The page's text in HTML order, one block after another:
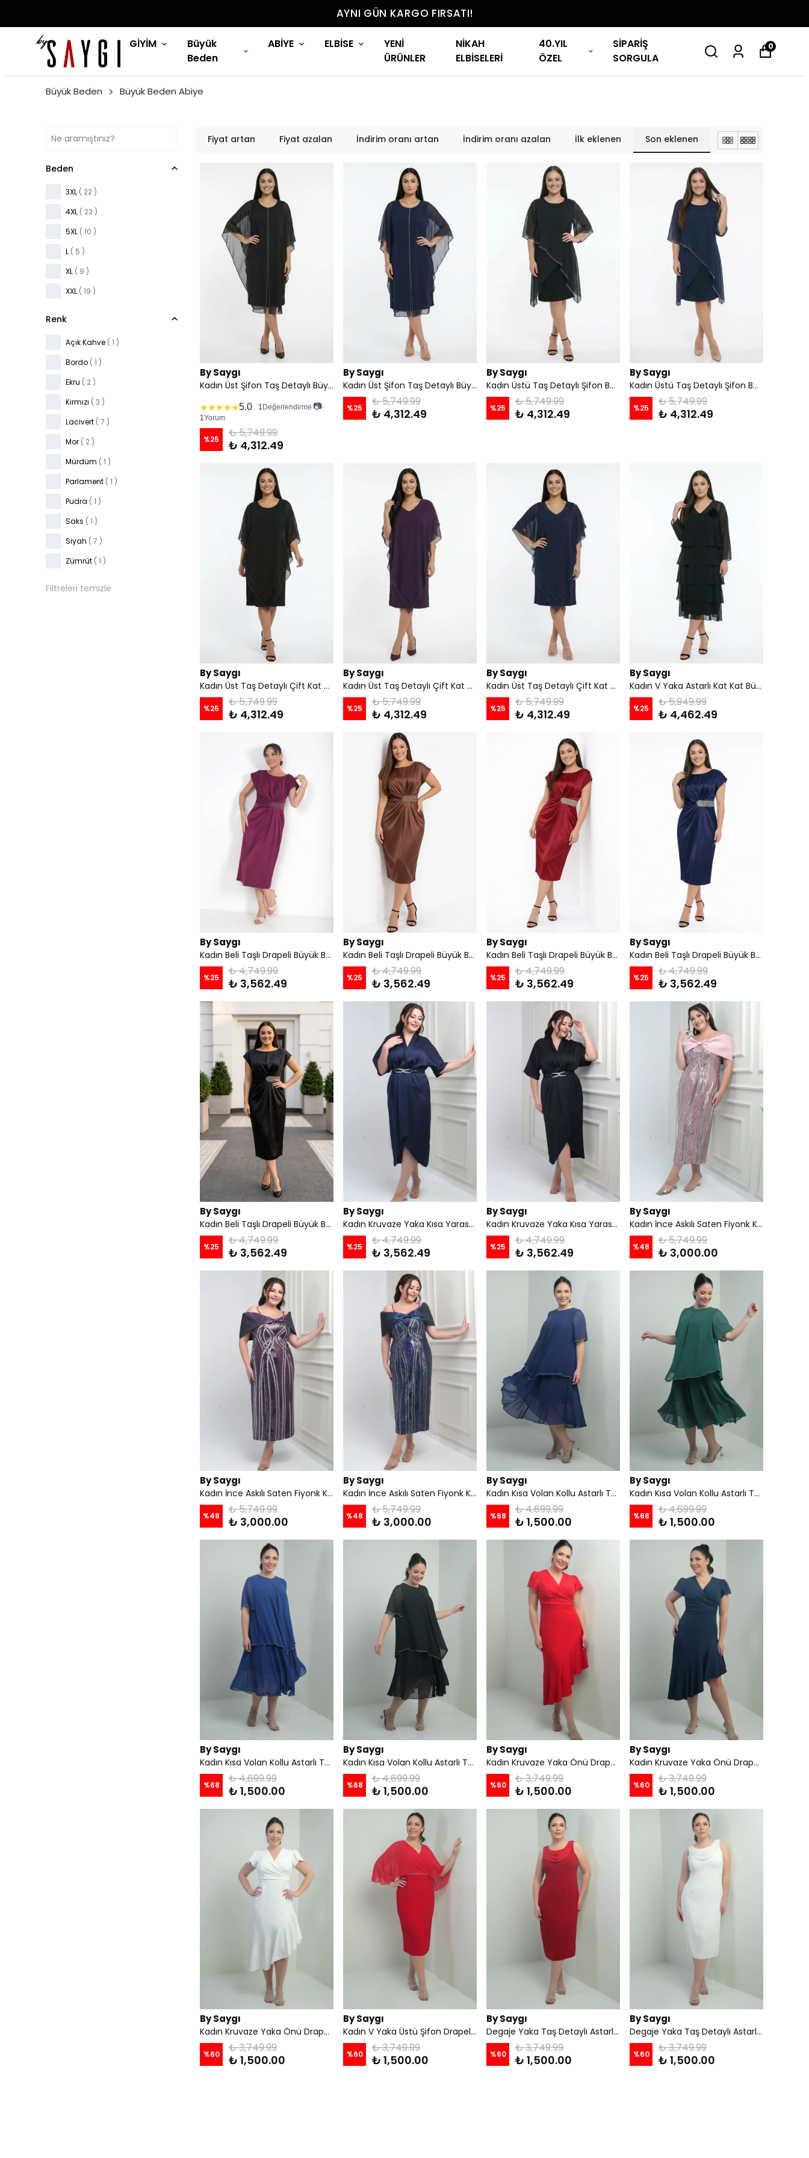
AYNI GÜN KARGO FIRSATI!
GİYİM
Büyük
Beden
ABİYE ELBİSE
YENİ
ÜRÜNLER
NİKAH
ELBİSELERİ
40.YIL
ÖZEL
SİPARİŞ
SORGULA
0
Büyük Beden Büyük Beden Abiye
Fiyat artan Fiyat azalan İndirim oranı artan İndirim oranı azalan İlk eklenen Son eklenen
Beden
3XL ( 22 )
4XL ( 22 )
5XL ( 10 )
L ( 5 )
XL ( 9 )
XXL ( 19 )
Renk
Açık Kahve ( 1 )
Bordo ( 1 )
Ekru ( 2 )
Kırmızı ( 3 )
Lacivert ( 7 )
Mor ( 2 )
Mürdüm ( 1 )
Parlament ( 1 )
Pudra ( 1 )
Saks ( 1 )
Siyah ( 7 )
Zümrüt ( 1 )
Filtreleri temizle
By Saygı
Kadın Üst Şifon Taş Detaylı Büyük Beden Likralı Sandy Midi Elbise - Siyah
★★★★★5.0 1 Değerlendirme 📷•
1Yorum
%25 ₺ 5,749.99
₺ 4,312.49
By Saygı
Kadın Üst Şifon Taş Detaylı Büyük Beden Likralı Sandy Midi Elbise - Lacivert
%25 ₺ 5,749.99
₺ 4,312.49
By Saygı
Kadın Üstü Taş Detaylı Şifon Büyük Beden Likralı Sandy Midi Elbise - Siyah
%25 ₺ 5,749.99
₺ 4,312.49
By Saygı
Kadın Üstü Taş Detaylı Şifon Büyük Beden Likralı Sandy Midi Elbise - Lacivert
%25 ₺ 5,749.99
₺ 4,312.49
By Saygı
Kadın Üst Taş Detaylı Çift Kat Şifon Büyük Beden Likralı Sandy Midi Elbise - Siyah
%25 ₺ 5,749.99
₺ 4,312.49
By Saygı
Kadın Üst Taş Detaylı Çift Kat Şifon Büyük Beden Likralı Sandy Midi Elbise - Mor
%25 ₺ 5,749.99
₺ 4,312.49
By Saygı
Kadın Üst Taş Detaylı Çift Kat Şifon Büyük Beden Likralı Sandy Midi Elbise - Lacivert
%25 ₺ 5,749.99
₺ 4,312.49
By Saygı
Kadın V Yaka Astarlı Kat Kat Büyük Beden Şifon Elbise - Siyah
%25 ₺ 5,949.99
₺ 4,462.49
By Saygı
Kadın Beli Taşlı Drapeli Büyük Beden Saten Midi Elbise - Mürdüm
%25 ₺ 4,749.99
₺ 3,562.49
By Saygı
Kadın Beli Taşlı Drapeli Büyük Beden Saten Midi Elbise - Açık Kahve
%25 ₺ 4,749.99
₺ 3,562.49
By Saygı
Kadın Beli Taşlı Drapeli Büyük Beden Saten Midi Elbise - Bordo
%25 ₺ 4,749.99
₺ 3,562.49
By Saygı
Kadın Beli Taşlı Drapeli Büyük Beden Saten Midi Elbise - Lacivert
%25 ₺ 4,749.99
₺ 3,562.49
By Saygı
Kadın Beli Taşlı Drapeli Büyük Beden Saten Midi Elbise - Siyah
%25 ₺ 4,749.99
₺ 3,562.49
By Saygı
Kadın Kruvaze Yaka Kısa Yarasa Kollu Çift Pileli Krep Saten Büyük Beden Midi Tasarım Elbise - Lacivert
%25 ₺ 4,749.99
₺ 3,562.49
By Saygı
Kadın Kruvaze Yaka Kısa Yarasa Kollu Çift Pileli Krep Saten Büyük Beden Midi Tasarım Elbise - Siyah
%25 ₺ 4,749.99
₺ 3,562.49
By Saygı
Kadın İnce Askılı Saten Fiyonk Kayık Yaka Pul İşlemeli Astarlı Büyük Beden Midi Elbise - Pudra
%48 ₺ 5,749.99
₺ 3,000.00
By Saygı
Kadın İnce Askılı Saten Fiyonk Kayık Yaka Pul İşlemeli Astarlı Büyük Beden Midi Elbise - Mor
%48 ₺ 5,749.99
₺ 3,000.00
By Saygı
Kadın İnce Askılı Saten Fiyonk Kayık Yaka Pul İşlemeli Astarlı Büyük Beden Midi Elbise - Lacivert
%48 ₺ 5,749.99
₺ 3,000.00
By Saygı
Kadın Kısa Volan Kollu Astarlı Taş Detaylı Büyük Beden Şifon Midi Elbise - Parlament
%68 ₺ 4,699.99
₺ 1,500.00
By Saygı
Kadın Kısa Volan Kollu Astarlı Taş Detaylı Büyük Beden Şifon Midi Elbise - Zümrüt
%68 ₺ 4,699.99
₺ 1,500.00
By Saygı
Kadın Kısa Volan Kollu Astarlı Taş Detaylı Büyük Beden Şifon Midi Elbise - Saks
%68 ₺ 4,699.99
₺ 1,500.00
By Saygı
Kadın Kısa Volan Kollu Astarlı Taş Detaylı Büyük Beden Şifon Midi Elbise - Siyah
%68 ₺ 4,699.99
₺ 1,500.00
By Saygı
Kadın Kruvaze Yaka Önü Drapeli Astarlı Eteği Volanlı Büyük Beden Krep Elbise - Kırmızı
%60 ₺ 3,749.99
₺ 1,500.00
By Saygı
Kadın Kruvaze Yaka Önü Drapeli Astarlı Eteği Volanlı Büyük Beden Krep Elbise - Lacivert
%60 ₺ 3,749.99
₺ 1,500.00
By Saygı
Kadın Kruvaze Yaka Önü Drapeli Astarlı Eteği Volanlı Büyük Beden Krep Elbise - Ekru
%60 ₺ 3,749.99
₺ 1,500.00
By Saygı
Kadın V Yaka Üstü Şifon Drapeli Astarlı Beli Taşlı Büyük Beden Krep Midi Elbise - Kırmızı
%60 ₺ 3,749.99
₺ 1,500.00
By Saygı
Degaje Yaka Taş Detaylı Astarlı Büyük Beden Krep Midi Elbise - Kırmızı
%60 ₺ 3,749.99
₺ 1,500.00
By Saygı
Degaje Yaka Taş Detaylı Astarlı Büyük Beden Krep Midi Elbise - Ekru
%60 ₺ 3,749.99
₺ 1,500.00